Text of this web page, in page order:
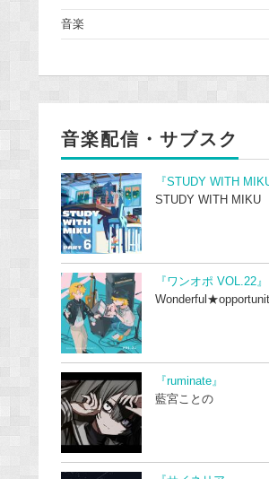
音楽
音楽配信・サブスク
『STUDY WITH
STUDY WITH MIKU
『ワンオポ VOL.22』
『ruminate』
藍宮ことの